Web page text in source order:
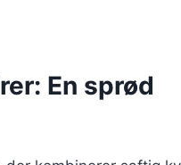
En sprød